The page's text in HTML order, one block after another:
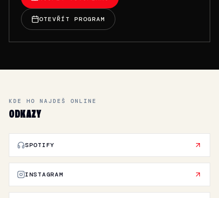
OTEVŘÍT PROGRAM
KDE HO NAJDEŠ ONLINE
ODKAZY
SPOTIFY
INSTAGRAM